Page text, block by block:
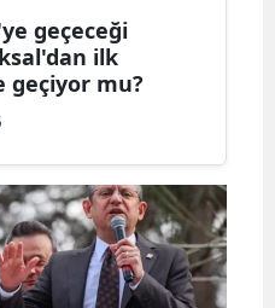
geçeceği
ilk
geçiyor mu?